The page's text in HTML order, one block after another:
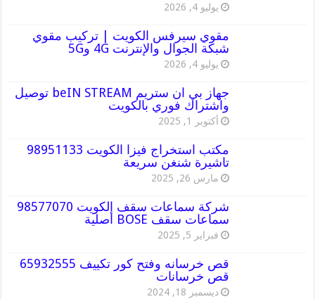
يوليو 4, 2026
مقوي سيرفس الكويت | تركيب مقوي
شبكة الجوال والإنترنت 4G و5G
يوليو 4, 2026
جهاز بي ان ستريم beIN STREAM توصيل
واشتراك فوري بالكويت
أكتوبر 1, 2025
مكتب استخراج فيزا الكويت 98951133
تاشيرة شنغن سريعة
مارس 26, 2025
شركة سماعات سقف الكويت 98577070
سماعات سقف BOSE أصلية
فبراير 5, 2025
قص خرسانه وفتح كور تكييف 65932555
قص خرسانات
ديسمبر 18, 2024